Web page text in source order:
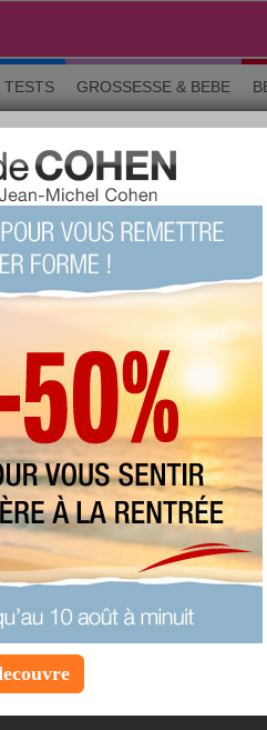
TESTS GROSSESSE & BEBE
bonnes
un organe informe, composé
cellulaires mais de….
de ces bactéries est
notre équilibre et à notre bien-
2017 à 12:25 |Info
de bactéries. Ces
Leur organisation en
plus nombreuses.